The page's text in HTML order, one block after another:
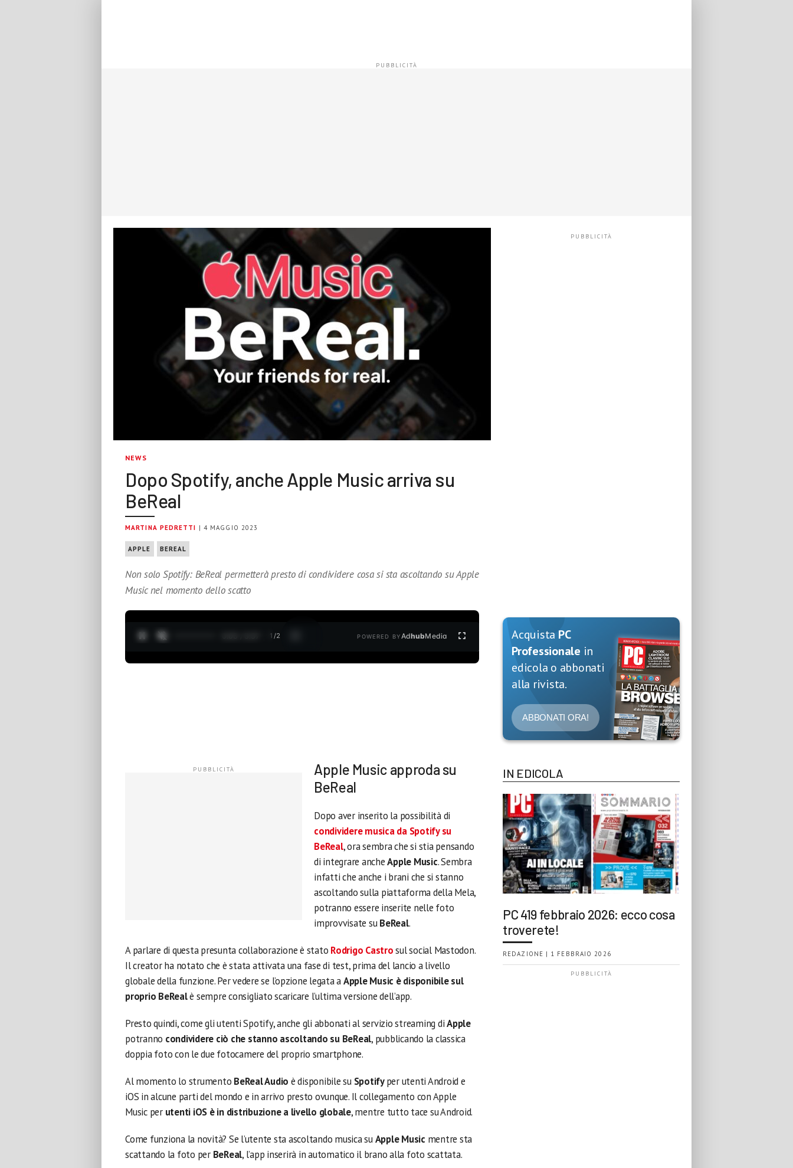
NEWS
Dopo Spotify, anche Apple Music arriva su
BeReal
MARTINA PEDRETTI | 4 MAGGIO 2023
APPLE BEREAL
Non solo Spotify: BeReal permetterà presto di condividere cosa si sta ascoltando su Apple
Music nel momento dello scatto
1 /2 POWERED BYAdhubMedia
Apple Music approda su
BeReal
Dopo aver inserito la possibilità di
condividere musica da Spotify su
BeReal, ora sembra che si stia pensando
di integrare ancheApple Music. Sembra
infatti che anche i brani che si stanno
ascoltando sulla piattaforma della Mela,
potranno essere inserite nelle foto
improvvisate suBeReal.
A parlare di questa presunta collaborazione è stato Rodrigo Castrosul social Mastodon.
Il creator ha notato che è stata attivata una fase di test, prima del lancio a livello
globale della funzione. Per vedere se l’opzione legata aApple Music è disponibile sul
proprio BeRealè sempre consigliato scaricare l’ultima versione dell’app.
Presto quindi, come gli utenti Spotify, anche gli abbonati al servizio streaming diApple
potranno condividere ciò che stanno ascoltando su BeReal, pubblicando la classica
doppia foto con le due fotocamere del proprio smartphone.
Al momento lo strumento BeReal Audio è disponibile su Spotifyper utenti Android e
iOS in alcune parti del mondo e in arrivo presto ovunque. Il collegamento con Apple
Music per utenti iOS è in distribuzione a livello globale, mentre tutto tace su Android.
Come funziona la novità? Se l’utente sta ascoltando musica suApple Music mentre sta
scattando la foto per BeReal, l’app inserirà in automatico il brano alla foto scattata.
Acquista PC
Professionale in
edicola o abbonati
alla rivista.
ABBONATI ORA!
IN EDICOLA
PC 419 febbraio 2026: ecco cosa
troverete!
REDAZIONE | 1 FEBBRAIO 2026